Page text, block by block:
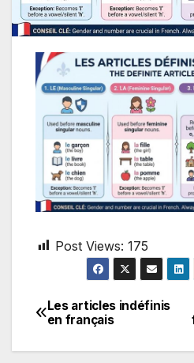
Post Views: 175
Post
navigation
Les articles indéfinis
en français